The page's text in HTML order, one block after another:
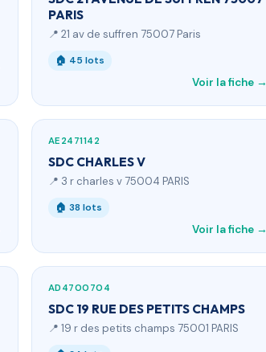
PARIS
📍 21 av de suffren 75007 Paris
🏠 45 lots
Voir la fiche →
AE2471142
SDC CHARLES V
📍 3 r charles v 75004 PARIS
🏠 38 lots
Voir la fiche →
AD4700704
SDC 19 RUE DES PETITS CHAMPS
📍 19 r des petits champs 75001 PARIS